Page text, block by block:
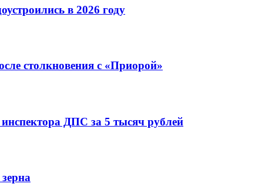
в 2026 году
столкновения с «Приорой»
ДПС за 5 тысяч рублей